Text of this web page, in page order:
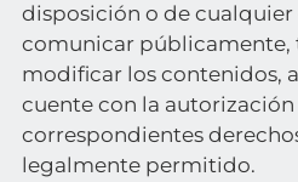
disposición o de
comunicar públicamente,
modificar los contenidos,
cuente con la
correspondientes
legalmente permitido.